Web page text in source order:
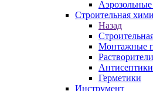
Строительная
Назад
Монтажные
Растворители
Антисептики
Герметики
Инструмент